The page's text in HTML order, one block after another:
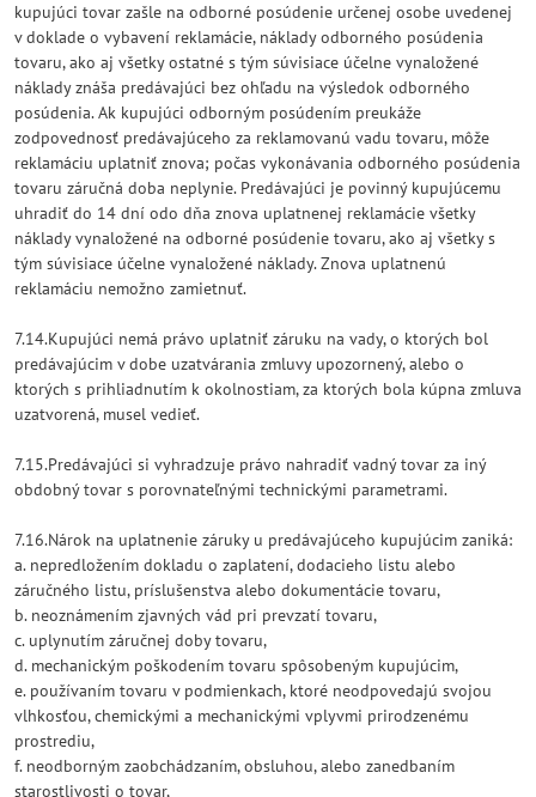
kupujúci tovar zašle na odborné posúdenie určenej osobe uvedenej
v doklade o vybavení reklamácie, náklady odborného posúdenia
tovaru, ako aj všetky ostatné s tým súvisiace účelne vynaložené
náklady znáša predávajúci bez ohľadu na výsledok odborného
posúdenia. Ak kupujúci odborným posúdením preukáže
zodpovednosť predávajúceho za reklamovanú vadu tovaru, môže
reklamáciu uplatniť znova; počas vykonávania odborného posúdenia
tovaru záručná doba neplynie. Predávajúci je povinný kupujúcemu
uhradiť do 14 dní odo dňa znova uplatnenej reklamácie všetky
náklady vynaložené na odborné posúdenie tovaru, ako aj všetky s
tým súvisiace účelne vynaložené náklady. Znova uplatnenú
reklamáciu nemožno zamietnuť.
7.14.Kupujúci nemá právo uplatniť záruku na vady, o ktorých bol
predávajúcim v dobe uzatvárania zmluvy upozornený, alebo o
ktorých s prihliadnutím k okolnostiam, za ktorých bola kúpna zmluva
uzatvorená, musel vedieť.
7.15.Predávajúci si vyhradzuje právo nahradiť vadný tovar za iný
obdobný tovar s porovnateľnými technickými parametrami.
7.16.Nárok na uplatnenie záruky u predávajúceho kupujúcim zaniká:
a. nepredložením dokladu o zaplatení, dodacieho listu alebo
záručného listu, príslušenstva alebo dokumentácie tovaru,
b. neoznámením zjavných vád pri prevzatí tovaru,
c. uplynutím záručnej doby tovaru,
d. mechanickým poškodením tovaru spôsobeným kupujúcim,
e. používaním tovaru v podmienkach, ktoré neodpovedajú svojou
vlhkosťou, chemickými a mechanickými vplyvmi prirodzenému
prostrediu,
f. neodborným zaobchádzaním, obsluhou, alebo zanedbaním
starostlivosti o tovar,